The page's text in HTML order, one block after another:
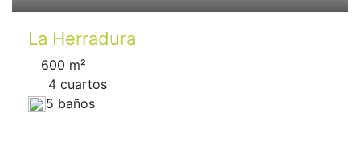
La Herradura
600 m²
4 сuartos
5 baños